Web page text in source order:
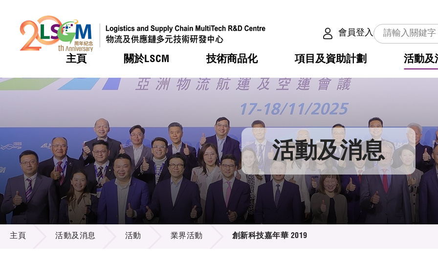
會員登入
主頁 關於LSCM
熱門 機構簡介
組織架構
組織架構
董事局
研究顧問
招標通告
技術商品化
熱門 服務
可獲授權之技術
應用於公共服務之創新技術
重點項目
項目及資助計劃
熱門 合作計劃
資助計劃
資助計劃
稅務優惠
申請
評審
徵求研發項目計劃書
項目資料庫
活動及
熱門 活動
獎項
新聞中心
媒體報導
新聞稿
資訊中心
多媒體
出版刊物
熱門 會籍及服務
會員列表
會員登入 活動及消息
活動及消息
主頁 活動及消息 活動 業界活動 創新科技嘉年華 2019